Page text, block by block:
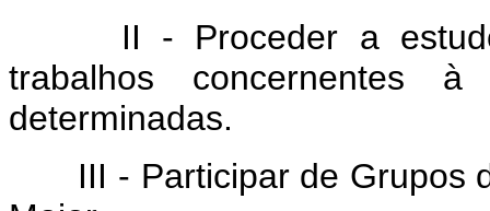
II - Proceder a
trabalhos concernentes
determinadas.
III - Participar de Grupos